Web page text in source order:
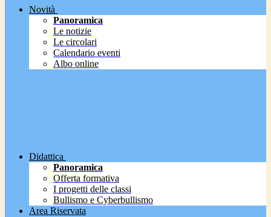
Novità
Panoramica
Le notizie
Le circolari
Calendario eventi
Albo online
Didattica
Panoramica
Offerta formativa
I progetti delle classi
Bullismo e Cyberbullismo
Area Riservata